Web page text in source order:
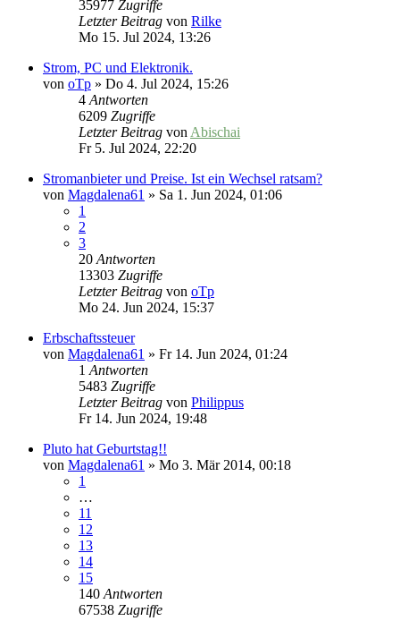
35977 Zugriffe
Letzter Beitrag von Rilke
Mo 15. Jul 2024, 13:26
Strom, PC und Elektronik.
von oTp » Do 4. Jul 2024, 15:26
4 Antworten
6209 Zugriffe
Letzter Beitrag von Abischai
Fr 5. Jul 2024, 22:20
Stromanbieter und Preise. Ist ein Wechsel ratsam?
von Magdalena61 » Sa 1. Jun 2024, 01:06
1
2
3
20 Antworten
13303 Zugriffe
Letzter Beitrag von oTp
Mo 24. Jun 2024, 15:37
Erbschaftssteuer
von Magdalena61 » Fr 14. Jun 2024, 01:24
1 Antworten
5483 Zugriffe
Letzter Beitrag von Philippus
Fr 14. Jun 2024, 19:48
Pluto hat Geburtstag!!
von Magdalena61 » Mo 3. Mär 2014, 00:18
1
…
11
12
13
14
15
140 Antworten
67538 Zugriffe